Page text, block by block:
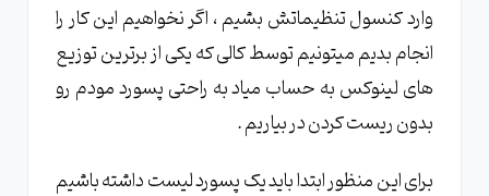
وارد کنسول تنظیماتش بشیم ، اگر نخواهیم این کار را
انجام بدیم میتونیم توسط کالی که یکی از برترین توزیع
های لینوکس به حساب میاد به راحتی پسورد مودم رو
بدون ریست کردن در بیاریم .
برای این منظور ابتدا باید یک پسورد لیست داشته باشیم